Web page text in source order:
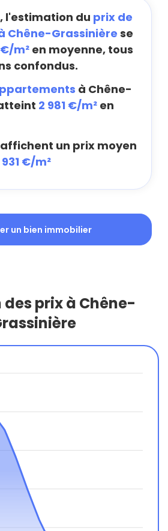
l'estimation du prix de
Chêne-Grassinière se
m² en moyenne, tous
confondus.
à Chêne-
2 981 €/m² en
affichent un prix moyen
931 €/m²
un bien immobilier
prix à Chêne-